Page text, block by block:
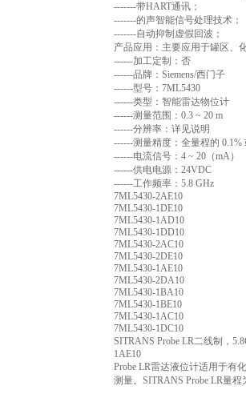
-------带HART通讯；
-------的声智能信号处理技术；
-------自动抑制虚假回波；
产品应用：主要应用于罐区、
------加工定制：否
------品牌：Siemens/西门子
------型号：7ML5430
------类型：智能雷达物位计
------测量范围：0.3 ~ 20 m
------分辨率：详见说明
------测量精度：全量程的
------电流信号：4 ~ 20（mA
------供电电源：24VDC
------工作频率：5.8 GHz
7ML5430-2AE10
7ML5430-1DE10
7ML5430-1AD10
7ML5430-1DD10
7ML5430-2AC10
7ML5430-2DE10
7ML5430-1AE10
7ML5430-2DA10
7ML5430-1BA10
7ML5430-1BE10
7ML5430-1AC10
7ML5430-1DC10
SITRANS Probe LR二线制，
1AE10
Probe LR雷达液位计适用于有
测量。SITRANS Probe LR量程